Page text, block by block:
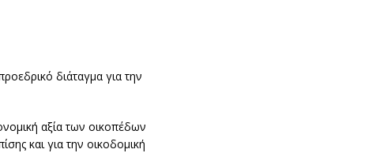
διάταγμα για την
αξία των οικοπέδων
και για την οικοδομική